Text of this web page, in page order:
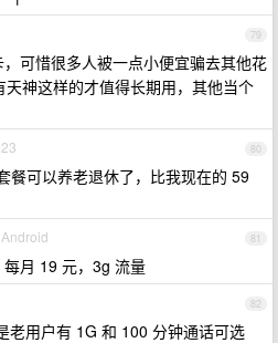
79
可惜很多人被一点小便宜骗去其他花
神这样的才值得长期用，其他当个
80
餐可以养老退休了，比我现在的 59
81
月 19 元，3g 流量
82
老用户有 1G 和 100 分钟通话可选